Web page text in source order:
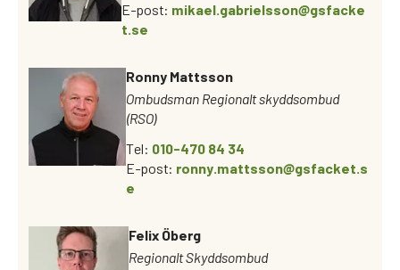
E-post: mikael.gabrielsson@gsfacke
t.se
Ronny Mattsson
Ombudsman Regionalt skyddsombud
(RSO)
Tel: 010-470 84 34
E-post: ronny.mattsson@gsfacket.s
e
Felix Öberg
Regionalt Skyddsombud